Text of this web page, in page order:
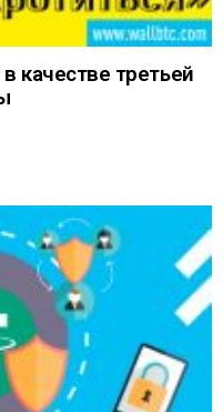
качестве третьей